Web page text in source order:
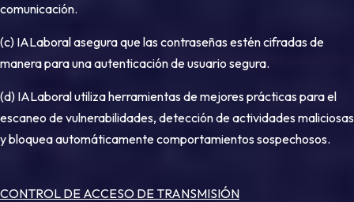
comunicación.
(c) IALaboral asegura que las contraseñas estén cifradas de
manera para una autenticación de usuario segura.
(d) IALaboral utiliza herramientas de mejores prácticas para el
escaneo de vulnerabilidades, detección de actividades maliciosas
y bloquea automáticamente comportamientos sospechosos.
CONTROL DE ACCESO DE TRANSMISIÓN